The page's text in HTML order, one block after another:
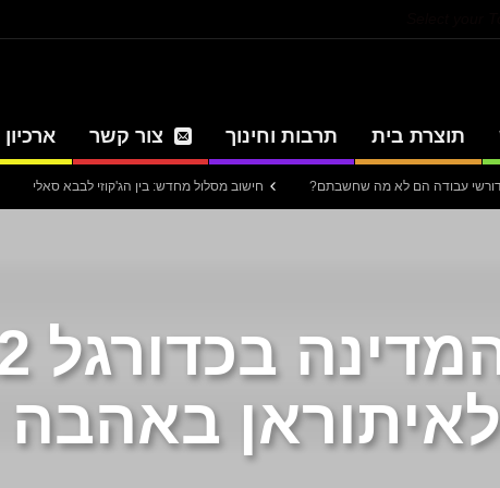
תוצרת בית תרבות וחינוך צור קשר ארכיון
חישוב מסלול מחדש: בין הג'קוזי לבבא סאלי עיתון
לאיתוראן באהבה